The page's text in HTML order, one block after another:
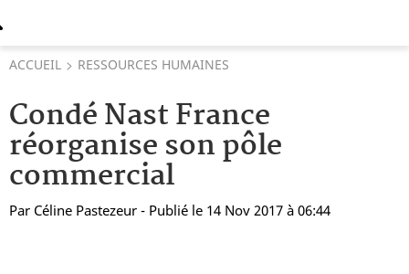
ACCUEIL RESSOURCES HUMAINES
Condé Nast France
réorganise son pôle
commercial
Par Céline Pastezeur - Publié le 14 Nov 2017 à 06:44